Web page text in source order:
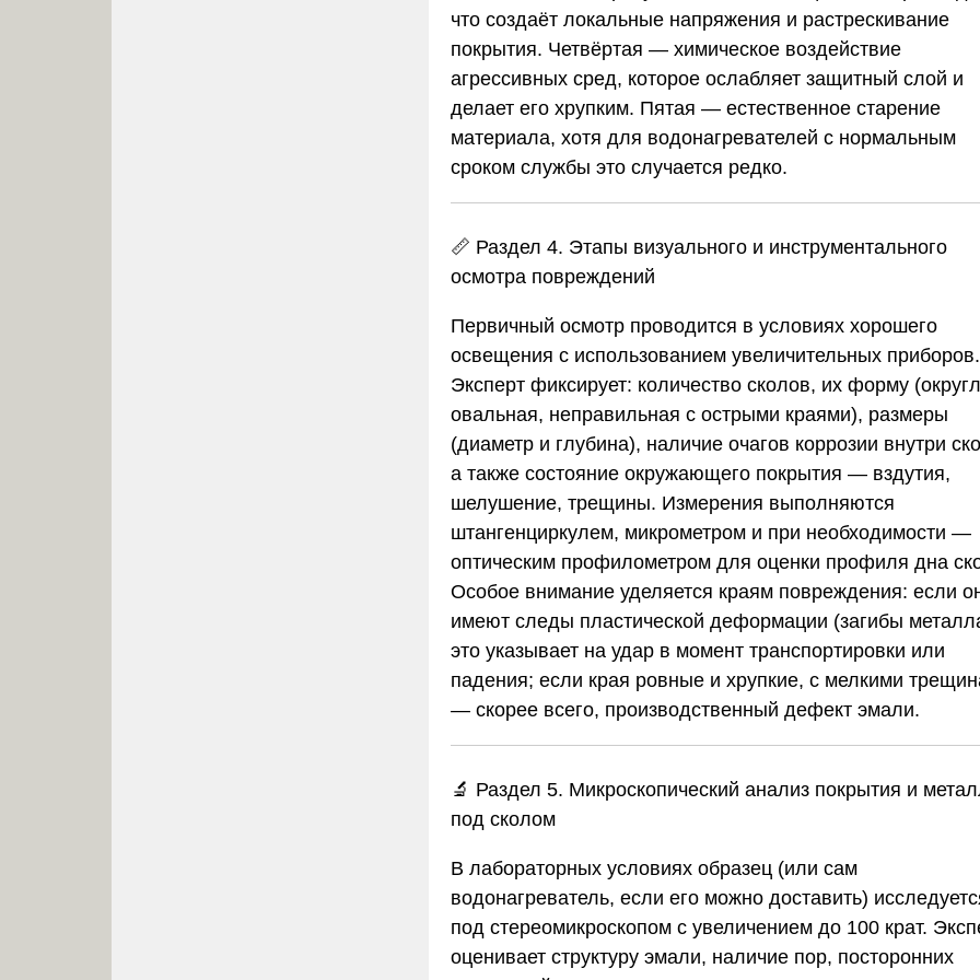
что создаёт локальные напряжения и растрескивание
покрытия. Четвёртая — химическое воздействие
агрессивных сред, которое ослабляет защитный слой и
делает его хрупким. Пятая — естественное старение
материала, хотя для водонагревателей с нормальным
сроком службы это случается редко.
📏 Раздел 4. Этапы визуального и инструментального
осмотра повреждений
Первичный осмотр проводится в условиях хорошего
освещения с использованием увеличительных приборов.
Эксперт фиксирует: количество сколов, их форму
овальная, неправильная с острыми краями), размеры
(диаметр и глубина), наличие очагов коррозии внутри
а также состояние окружающего покрытия — вздутия,
шелушение, трещины. Измерения выполняются
штангенциркулем, микрометром и при необходимости —
оптическим профилометром для оценки профиля дна
Особое внимание уделяется краям повреждения: если
имеют следы пластической деформации (загибы
это указывает на удар в момент транспортировки или
падения; если края ровные и хрупкие, с мелкими
— скорее всего, производственный дефект эмали.
🔬 Раздел 5. Микроскопический анализ покрытия и
под сколом
В лабораторных условиях образец (или сам
водонагреватель, если его можно доставить)
под стереомикроскопом с увеличением до 100 крат.
оценивает структуру эмали, наличие пор, посторонних